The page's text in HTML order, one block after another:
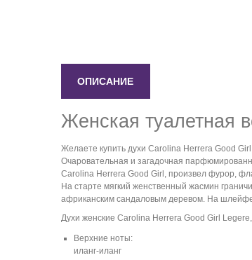
ОПИСАНИЕ
Женская туалетная
Желаете купить духи Carolina Herrera Good
Очаровательная и загадочная
Carolina Herrera Good Girl, произвел фурор,
На старте мягкий женственный жасмин
африканским сандаловым деревом. На
Духи женские Carolina Herrera Good Girl
Верхние ноты:
иланг-иланг